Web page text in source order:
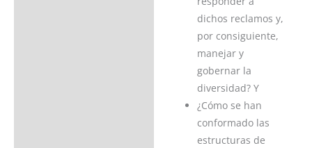
dichos reclamos y,
por consiguiente,
manejar y
gobernar la
diversidad? Y
¿Cómo se han
conformado las
estructuras de